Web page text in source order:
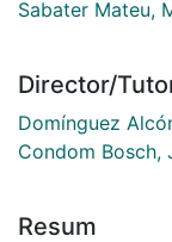
Sabater Mateu,
Director/
Domínguez
Condom Bosch,
Resum